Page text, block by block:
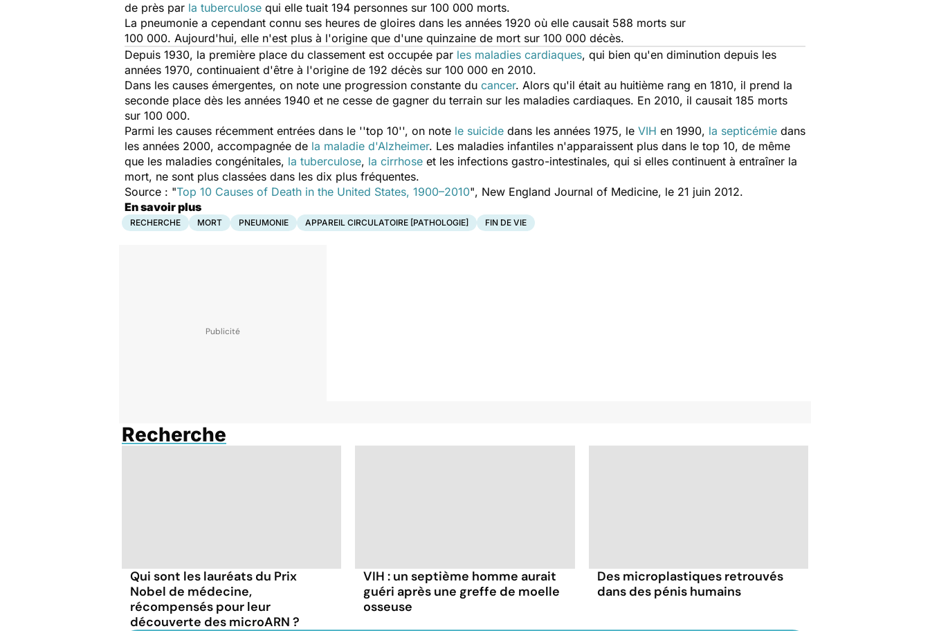
de près par la tuberculose qui elle tuait 194 personnes sur 100 000 morts.
La pneumonie a cependant connu ses heures de gloires dans les années 1920 où elle causait 588 morts sur
100 000. Aujourd'hui, elle n'est plus à l'origine que d'une quinzaine de mort sur 100 000 décès.
Depuis 1930, la première place du classement est occupée par les maladies cardiaques, qui bien qu'en diminution depuis les
années 1970, continuaient d'être à l'origine de 192 décès sur 100 000 en 2010.
Dans les causes émergentes, on note une progression constante du cancer. Alors qu'il était au huitième rang en 1810, il prend la
seconde place dès les années 1940 et ne cesse de gagner du terrain sur les maladies cardiaques. En 2010, il causait 185 morts
sur 100 000.
Parmi les causes récemment entrées dans le ''top 10'', on note le suicide dans les années 1975, le VIH en 1990, la septicémie dans
les années 2000, accompagnée de la maladie d'Alzheimer. Les maladies infantiles n'apparaissent plus dans le top 10, de même
que les maladies congénitales, la tuberculose, la cirrhose et les infections gastro-intestinales, qui si elles continuent à entraîner la
mort, ne sont plus classées dans les dix plus fréquentes.
Source : "Top 10 Causes of Death in the United States, 1900–2010", New England Journal of Medicine, le 21 juin 2012.
En savoir plus
RECHERCHE MORT PNEUMONIE APPAREIL CIRCULATOIRE [PATHOLOGIE] FIN DE VIE
Recherche
Qui sont les lauréats du Prix
Nobel de médecine,
récompensés pour leur
découverte des microARN ?
VIH : un septième homme aurait
guéri après une greffe de moelle
osseuse
Des microplastiques retrouvés
dans des pénis humains